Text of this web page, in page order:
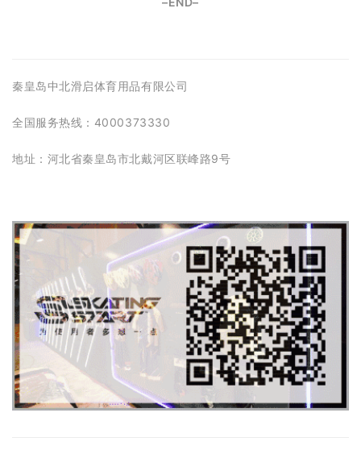
秦皇岛中北滑启体育用品有限公司
全国服务热线：4000373330
地址：河北省秦皇岛市北戴河区联峰路9号